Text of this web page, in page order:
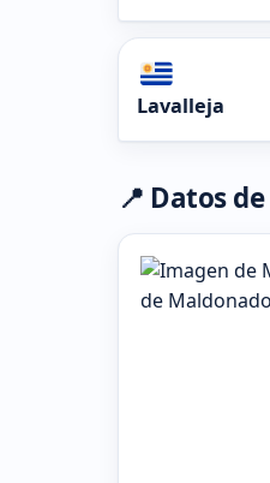
Lavalleja
📍 Datos